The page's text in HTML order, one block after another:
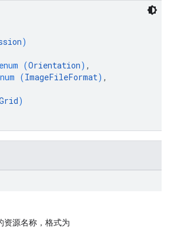
)
enum (Orientation) ,
(ImageFileFormat) ,
)
资源名称，格式为